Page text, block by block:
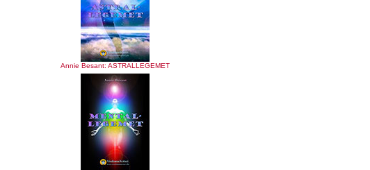
Annie Besant: ASTRALLEGEMET